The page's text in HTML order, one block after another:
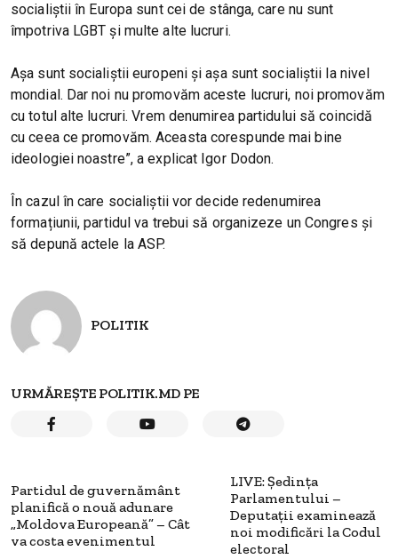
socialiștii în Europa sunt cei de stânga, care nu sunt
împotriva LGBT și multe alte lucruri.
Așa sunt socialiștii europeni și așa sunt socialiștii la nivel
mondial. Dar noi nu promovăm aceste lucruri, noi promovăm
cu totul alte lucruri. Vrem denumirea partidului să coincidă
cu ceea ce promovăm. Aceasta corespunde mai bine
ideologiei noastre”, a explicat Igor Dodon.
În cazul în care socialiștii vor decide redenumirea
formațiunii, partidul va trebui să organizeze un Congres și
să depună actele la ASP.
POLITIK
URMĂREȘTE POLITIK.MD PE
Partidul de guvernământ
planifică o nouă adunare
„Moldova Europeană” – Cât
va costa evenimentul
LIVE: Ședința
Parlamentului –
Deputații examinează
noi modificări la Codul
electoral